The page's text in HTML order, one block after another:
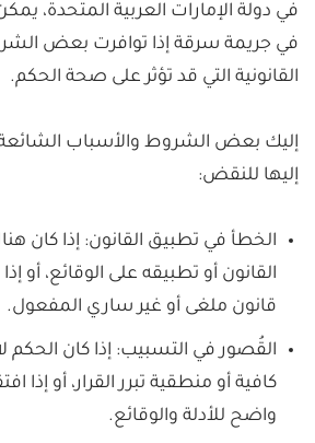
في دولة الإمارات العربية المتحدة،
في جريمة سرقة إذا توافرت بعض
القانونية التي قد تؤثر على صحة الحكم.
إليك بعض الشروط والأسباب الشائعة
إليها للنقض:
الخطأ في تطبيق القانون: إذا كان
القانون أو تطبيقه على الوقائع، أو
قانون ملغى أو غير ساري المفعول.
القُصور في التسبيب: إذا كان الحكم
كافية أو منطقية تبرر القرار، أو إذا
واضح للأدلة والوقائع.